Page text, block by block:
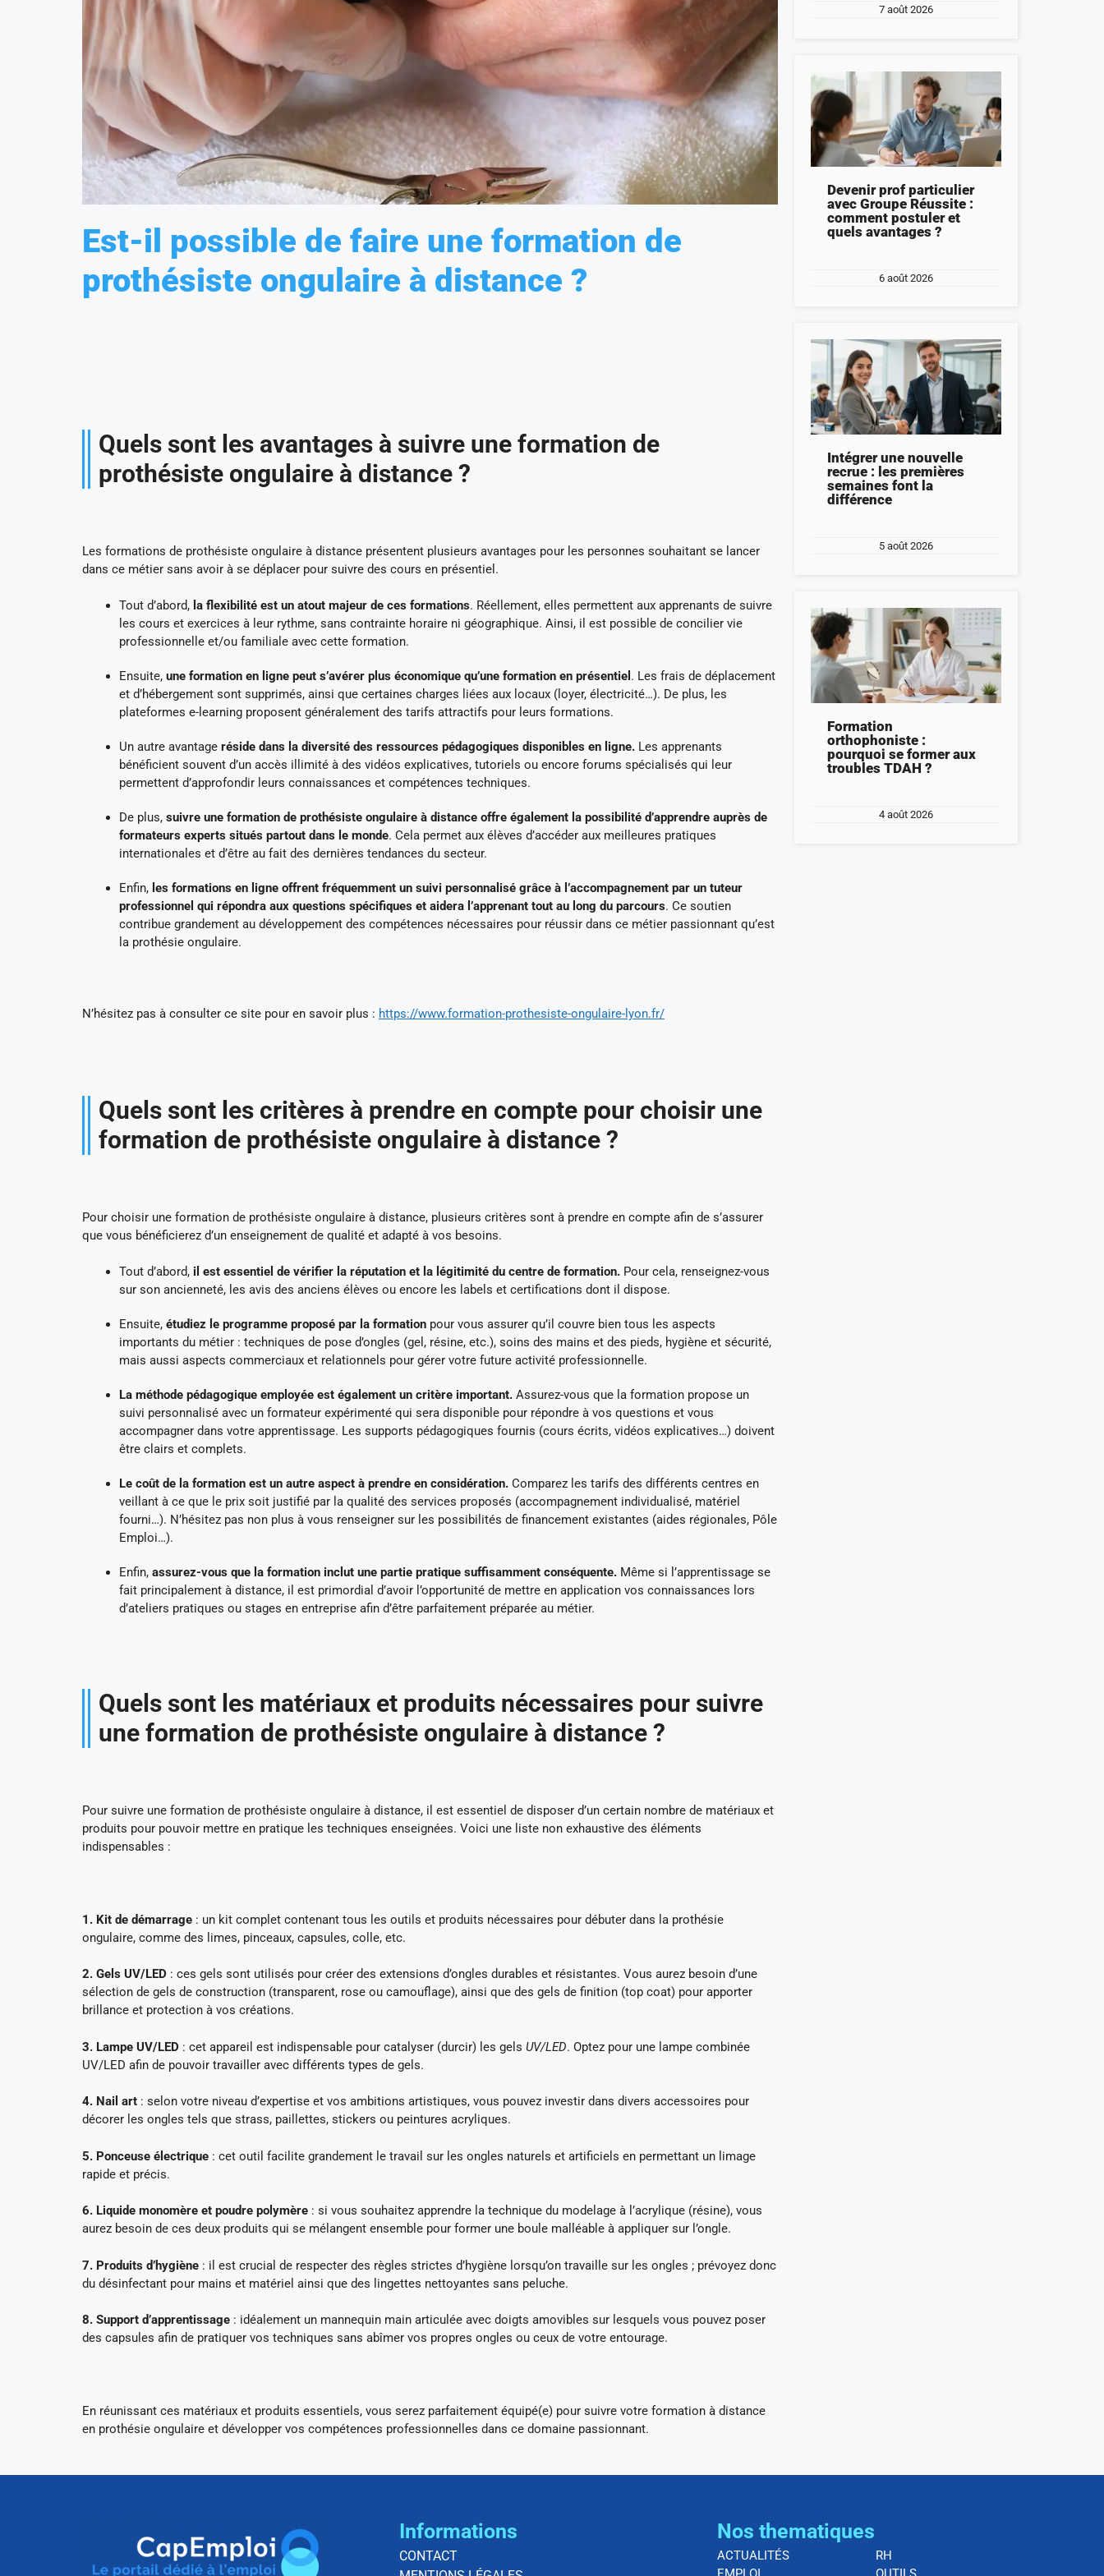
Est-il possible de faire une formation de
prothésiste ongulaire à distance ?
Quels sont les avantages à suivre une formation de
prothésiste ongulaire à distance ?
Les formations de prothésiste ongulaire à distance présentent plusieurs avantages pour les personnes souhaitant se lancer
dans ce métier sans avoir à se déplacer pour suivre des cours en présentiel.
Tout d’abord, la flexibilité est un atout majeur de ces formations. Réellement, elles permettent aux apprenants de suivre
les cours et exercices à leur rythme, sans contrainte horaire ni géographique. Ainsi, il est possible de concilier vie
professionnelle et/ou familiale avec cette formation.
Ensuite, une formation en ligne peut s’avérer plus économique qu’une formation en présentiel . Les frais de déplacement
et d’hébergement sont supprimés, ainsi que certaines charges liées aux locaux (loyer, électricité…). De plus, les
plateformes e-learning proposent généralement des tarifs attractifs pour leurs formations.
Un autre avantage réside dans la diversité des ressources pédagogiques disponibles en ligne. Les apprenants
bénéficient souvent d’un accès illimité à des vidéos explicatives, tutoriels ou encore forums spécialisés qui leur
permettent d’approfondir leurs connaissances et compétences techniques.
De plus, suivre une formation de prothésiste ongulaire à distance offre également la possibilité d’apprendre auprès de
formateurs experts situés partout dans le monde. Cela permet aux élèves d’accéder aux meilleures pratiques
internationales et d’être au fait des dernières tendances du secteur.
Enfin, les formations en ligne offrent fréquemment un suivi personnalisé grâce à l’accompagnement par un tuteur
professionnel qui répondra aux questions spécifiques et aidera l’apprenant tout au long du parcours. Ce soutien
contribue grandement au développement des compétences nécessaires pour réussir dans ce métier passionnant qu’est
la prothésie ongulaire.
N’hésitez pas à consulter ce site pour en savoir plus : https://www.formation-prothesiste-ongulaire-lyon.fr/
Quels sont les critères à prendre en compte pour choisir une
formation de prothésiste ongulaire à distance ?
Pour choisir une formation de prothésiste ongulaire à distance, plusieurs critères sont à prendre en compte afin de s’assurer
que vous bénéficierez d’un enseignement de qualité et adapté à vos besoins.
Tout d’abord, il est essentiel de vérifier la réputation et la légitimité du centre de formation. Pour cela, renseignez-vous
sur son ancienneté, les avis des anciens élèves ou encore les labels et certifications dont il dispose.
Ensuite, étudiez le programme proposé par la formation pour vous assurer qu’il couvre bien tous les aspects
importants du métier : techniques de pose d’ongles (gel, résine, etc.), soins des mains et des pieds, hygiène et sécurité,
mais aussi aspects commerciaux et relationnels pour gérer votre future activité professionnelle.
La méthode pédagogique employée est également un critère important. Assurez-vous que la formation propose un
suivi personnalisé avec un formateur expérimenté qui sera disponible pour répondre à vos questions et vous
accompagner dans votre apprentissage. Les supports pédagogiques fournis (cours écrits, vidéos explicatives…) doivent
être clairs et complets.
Le coût de la formation est un autre aspect à prendre en considération. Comparez les tarifs des différents centres en
veillant à ce que le prix soit justifié par la qualité des services proposés (accompagnement individualisé, matériel
fourni…). N’hésitez pas non plus à vous renseigner sur les possibilités de financement existantes (aides régionales, Pôle
Emploi…).
Enfin, assurez-vous que la formation inclut une partie pratique suffisamment conséquente. Même si l’apprentissage se
fait principalement à distance, il est primordial d’avoir l’opportunité de mettre en application vos connaissances lors
d’ateliers pratiques ou stages en entreprise afin d’être parfaitement préparée au métier.
Quels sont les matériaux et produits nécessaires pour suivre
une formation de prothésiste ongulaire à distance ?
Pour suivre une formation de prothésiste ongulaire à distance, il est essentiel de disposer d’un certain nombre de matériaux et
produits pour pouvoir mettre en pratique les techniques enseignées. Voici une liste non exhaustive des éléments
indispensables :
1. Kit de démarrage : un kit complet contenant tous les outils et produits nécessaires pour débuter dans la prothésie
ongulaire, comme des limes, pinceaux, capsules, colle, etc.
2. Gels UV/LED : ces gels sont utilisés pour créer des extensions d’ongles durables et résistantes. Vous aurez besoin d’une
sélection de gels de construction (transparent, rose ou camouflage), ainsi que des gels de finition (top coat) pour apporter
brillance et protection à vos créations.
3. Lampe UV/LED : cet appareil est indispensable pour catalyser (durcir) les gels UV/LED. Optez pour une lampe combinée
UV/LED afin de pouvoir travailler avec différents types de gels.
4. Nail art : selon votre niveau d’expertise et vos ambitions artistiques, vous pouvez investir dans divers accessoires pour
décorer les ongles tels que strass, paillettes, stickers ou peintures acryliques.
5. Ponceuse électrique : cet outil facilite grandement le travail sur les ongles naturels et artificiels en permettant un limage
rapide et précis.
6. Liquide monomère et poudre polymère : si vous souhaitez apprendre la technique du modelage à l’acrylique (résine), vous
aurez besoin de ces deux produits qui se mélangent ensemble pour former une boule malléable à appliquer sur l’ongle.
7. Produits d’hygiène : il est crucial de respecter des règles strictes d’hygiène lorsqu’on travaille sur les ongles ; prévoyez donc
du désinfectant pour mains et matériel ainsi que des lingettes nettoyantes sans peluche.
8. Support d’apprentissage : idéalement un mannequin main articulée avec doigts amovibles sur lesquels vous pouvez poser
des capsules afin de pratiquer vos techniques sans abîmer vos propres ongles ou ceux de votre entourage.
En réunissant ces matériaux et produits essentiels, vous serez parfaitement équipé(e) pour suivre votre formation à distance
en prothésie ongulaire et développer vos compétences professionnelles dans ce domaine passionnant.
7 août 2026
Devenir prof particulier
avec Groupe Réussite :
comment postuler et
quels avantages ?
6 août 2026
Intégrer une nouvelle
recrue : les premières
semaines font la
différence
5 août 2026
Formation
orthophoniste :
pourquoi se former aux
troubles TDAH ?
4 août 2026
Informations
CONTACT
Nos thematiques
ACTUALITÉS
RH